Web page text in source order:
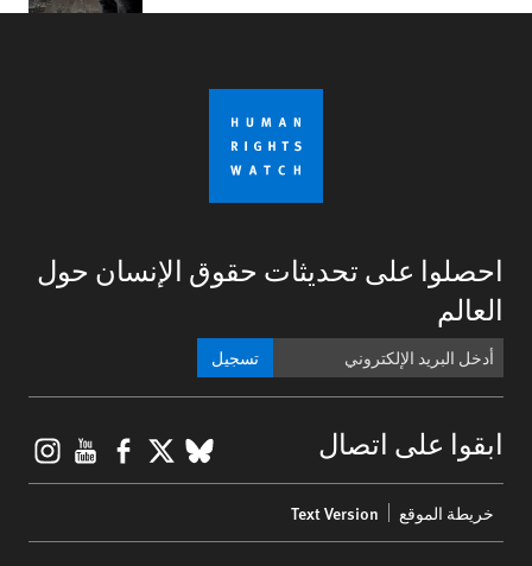
احصلوا على تحديثات حقوق الإنسان حول
العالم
تسجيل
ابقوا على اتصال BlueSky
X
menu
خريطة الموقع Text Version